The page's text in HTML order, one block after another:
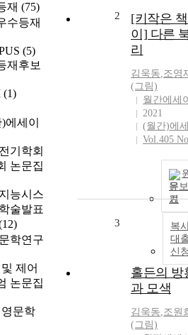
재 (75)
수등재
(5)
재후보
(1)
에세이
기학회
논문집
능시스
술발표
학연구
제어
논문집
문학
2
[키작은
이] 다른
리
김욱동,조영
(그림)
월간에세
2021
(월간)에
Vol.405
문보
기
복
대
신
3
홀든의 방
과 모색
김욱동,조원
(그림)